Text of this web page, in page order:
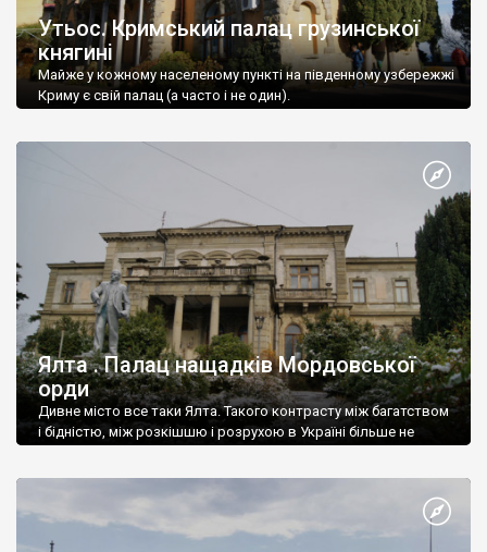
Утьос. Кримський палац грузинської
княгині
Майже у кожному населеному пункті на південному узбережжі
Криму є свій палац (а часто і не один).
Ялта . Палац нащадків Мордовської
орди
Дивне місто все таки Ялта. Такого контрасту між багатством
і бідністю, між розкішшю і розрухою в Україні більше не